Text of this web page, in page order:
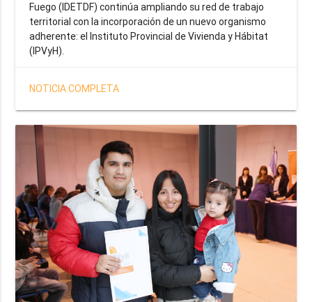
Fuego (IDETDF) continúa ampliando su red de trabajo
territorial con la incorporación de un nuevo organismo
adherente: el Instituto Provincial de Vivienda y Hábitat
(IPVyH).
NOTICIA COMPLETA